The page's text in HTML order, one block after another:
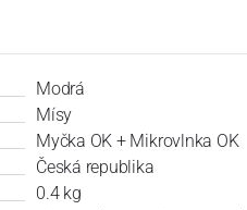
Modrá
Mísy
Myčka OK + Mikrovlnka OK
Česká republika
0.4 kg